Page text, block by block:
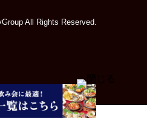
All Rights Reserved.